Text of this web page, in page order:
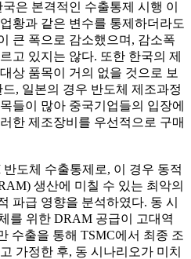
은 본격적인 수출통제 시행 이
황과 같은 변수를 통제하더라도
큰 폭으로 감소했으며, 감소폭
고 있지는 않다. 또한 한국의 제
상 품목이 거의 없을 것으로 보
, 일본의 경우 반도체 제조과정
들이 많아 중국기업들의 입장에
한 제조장비를 우선적으로 구매
도체 수출통제로, 이 경우 동적
생산에 미칠 수 있는 최악의
파급 영향을 분석하였다. 동 시
를 위한 DRAM 공급이 고대역
수출을 통해 TSMC에서 최종 조
가정한 후, 동 시나리오가 미치